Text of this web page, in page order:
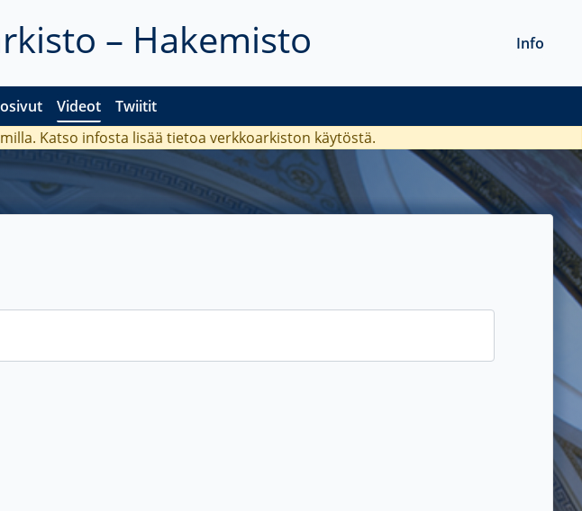
– Hakemisto
Videot Twiitit
Info
Katso infosta lisää tietoa verkkoarkiston käytöstä.